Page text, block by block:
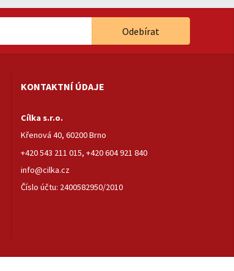
Odebírat
KONTAKTNÍ ÚDAJE
Cílka s.r.o.
Křenová 40, 60200 Brno
+420 543 211 015, +420 604 921 840
info@cilka.cz
Číslo účtu: 2400582950/2010